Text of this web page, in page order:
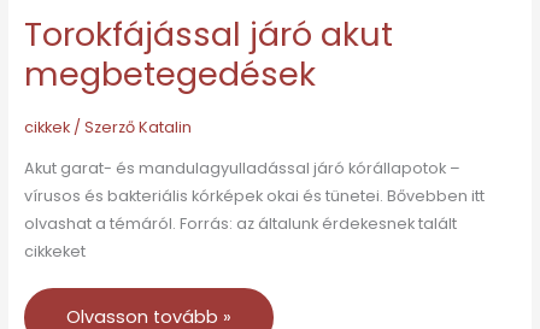
Torokfájással járó akut
megbetegedések
cikkek/ SzerzőKatalin
Akut garat- és mandulagyulladással járó kórállapotok –
vírusos és bakteriális kórképek okai és tünetei. Bővebben itt
olvashat a témáról. Forrás: az általunk érdekesnek talált
cikkeket
Olvasson tovább »